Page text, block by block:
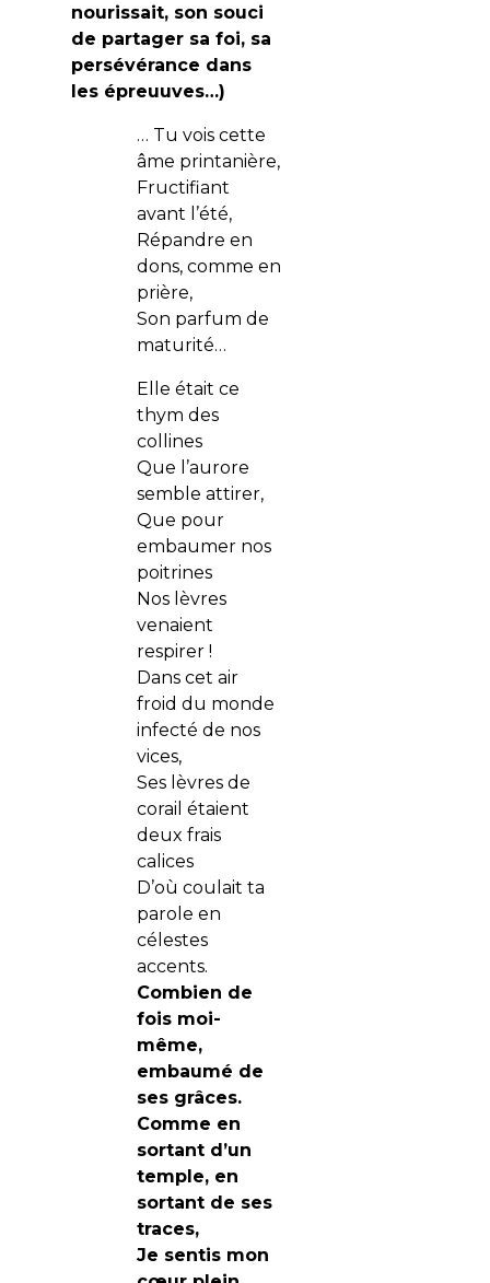
nourissait, son souci
de partager sa foi, sa
persévérance dans
les épreuuves…)
… Tu vois cette
âme printanière,
Fructifiant
avant l’été,
Répandre en
dons, comme en
prière,
Son parfum de
maturité…
Elle était ce
thym des
collines
Que l’aurore
semble attirer,
Que pour
embaumer nos
poitrines
Nos lèvres
venaient
respirer !
Dans cet air
froid du monde
infecté de nos
vices,
Ses lèvres de
corail étaient
deux frais
calices
D’où coulait ta
parole en
célestes
accents.
Combien de
fois moi-
même,
embaumé de
ses grâces.
Comme en
sortant d’un
temple, en
sortant de ses
traces,
Je sentis mon